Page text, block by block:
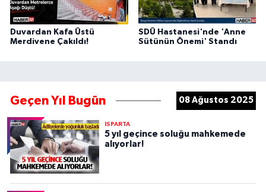
Duvardan Kafa Üstü
Merdivene Çakıldı!
SDÜ Hastanesi'nde 'Anne
Sütünün Önemi' Standı
Geçen Yıl Bugün 08 Ağustos 2025
ISPARTA
5 yıl geçince soluğu mahkemede
alıyorlar!